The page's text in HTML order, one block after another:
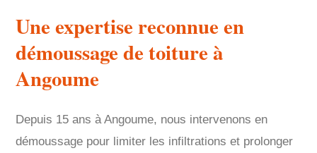
Une expertise reconnue en
démoussage de toiture à
Angoume
Depuis 15 ans à Angoume, nous intervenons en
démoussage pour limiter les infiltrations et prolonger